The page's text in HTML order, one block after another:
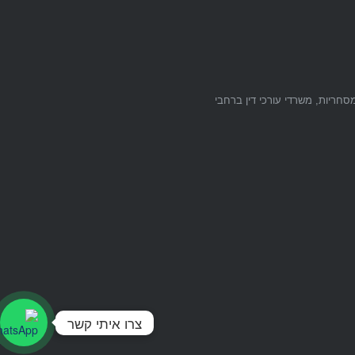
צרו איתי קשר
משרדי ממשלה, חברות מסחריות, משרדי עורכי דין ברחבי